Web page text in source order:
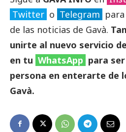
Twitter o Telegram
de las noticias de Gavà.
unirte al nuevo servicio
en tu WhatsApp para
persona en enterarte de
Gavà.